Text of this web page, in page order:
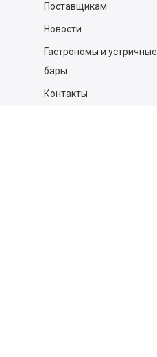
Поставщикам
Новости
Гастрономы и устричные
бары
Контакты